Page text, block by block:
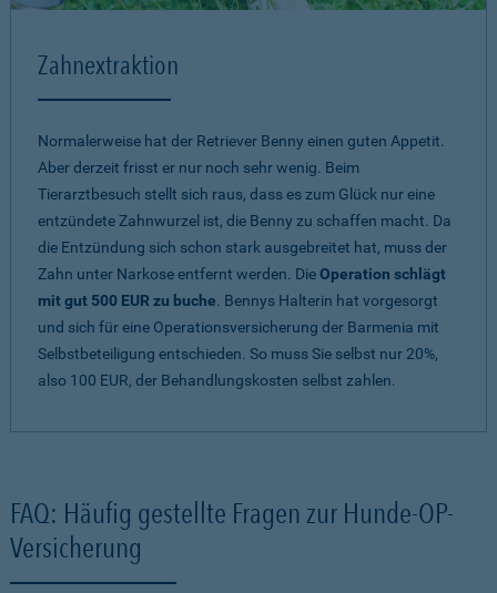
Zahnextraktion
Normalerweise hat der Retriever Benny einen guten Appetit.
Aber derzeit frisst er nur noch sehr wenig. Beim
Tierarztbesuch stellt sich raus, dass es zum Glück nur eine
entzündete Zahnwurzel ist, die Benny zu schaffen macht. Da
die Entzündung sich schon stark ausgebreitet hat, muss der
Zahn unter Narkose entfernt werden. DieOperation schlägt
mit gut 500 EUR zu buche. Bennys Halterin hat vorgesorgt
und sich für eine Operationsversicherung der Barmenia mit
Selbstbeteiligung entschieden. So muss Sie selbst nur 20%,
also 100 EUR, der Behandlungskosten selbst zahlen.
FAQ: Häufig gestellte Fragen zur Hunde-OP-
Versicherung